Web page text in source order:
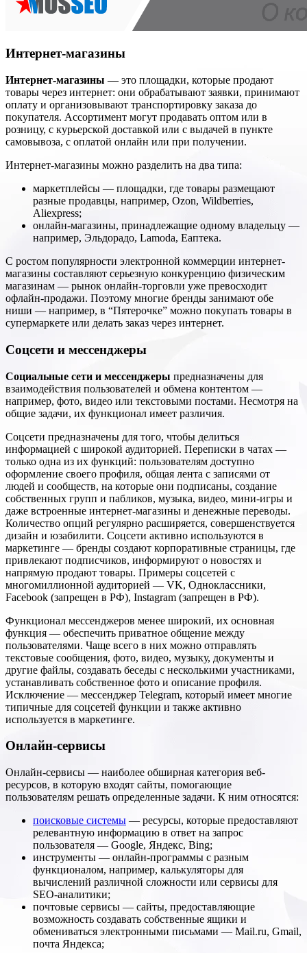
Интернет-магазины
Интернет-магазины — это площадки, которые продают
товары через интернет: они обрабатывают заявки, принимают
оплату и организовывают транспортировку заказа до
покупателя. Ассортимент могут продавать оптом или в
розницу, с курьерской доставкой или с выдачей в пункте
самовывоза, с оплатой онлайн или при получении.
Интернет-магазины можно разделить на два типа:
маркетплейсы — площадки, где товары размещают
разные продавцы, например, Ozon, Wildberries,
Aliexpress;
онлайн-магазины, принадлежащие одному владельцу —
например, Эльдорадо, Lamoda, Еаптека.
С ростом популярности электронной коммерции интернет-
магазины составляют серьезную конкуренцию физическим
магазинам — рынок онлайн-торговли уже превосходит
офлайн-продажи. Поэтому многие бренды занимают обе
ниши — например, в “Пятерочке” можно покупать товары в
супермаркете или делать заказ через интернет.
Соцсети и мессенджеры
Социальные сети и мессенджеры предназначены для
взаимодействия пользователей и обмена контентом —
например, фото, видео или текстовыми постами. Несмотря на
общие задачи, их функционал имеет различия.
Соцсети предназначены для того, чтобы делиться
информацией с широкой аудиторией. Переписки в чатах —
только одна из их функций: пользователям доступно
оформление своего профиля, общая лента с записями от
людей и сообществ, на которые они подписаны, создание
собственных групп и пабликов, музыка, видео, мини-игры и
даже встроенные интернет-магазины и денежные переводы.
Количество опций регулярно расширяется, совершенствуется
дизайн и юзабилити. Соцсети активно используются в
маркетинге — бренды создают корпоративные страницы, где
привлекают подписчиков, информируют о новостях и
напрямую продают товары. Примеры соцсетей с
многомиллионной аудиторией — VK, Одноклассники,
Facebook (запрещен в РФ), Instagram (запрещен в РФ).
Функционал мессенджеров менее широкий, их основная
функция — обеспечить приватное общение между
пользователями. Чаще всего в них можно отправлять
текстовые сообщения, фото, видео, музыку, документы и
другие файлы, создавать беседы с несколькими участниками,
устанавливать собственное фото и описание профиля.
Исключение — мессенджер Telegram, который имеет многие
типичные для соцсетей функции и также активно
используется в маркетинге.
Онлайн-сервисы
Онлайн-сервисы — наиболее обширная категория веб-
ресурсов, в которую входят сайты, помогающие
пользователям решать определенные задачи. К ним относятся:
поисковые системы — ресурсы, которые предоставляют
релевантную информацию в ответ на запрос
пользователя — Google, Яндекс, Bing;
инструменты — онлайн-программы с разным
функционалом, например, калькуляторы для
вычислений различной сложности или сервисы для
SEO-аналитики;
почтовые сервисы — сайты, предоставляющие
возможность создавать собственные ящики и
обмениваться электронными письмами — Mail.ru, Gmail,
почта Яндекса;